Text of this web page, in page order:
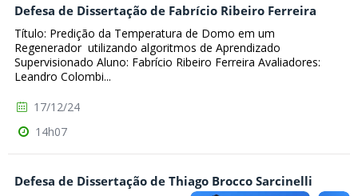
Defesa de Dissertação de Fabrício Ribeiro Ferreira
Título: Predição da Temperatura de Domo em um
Regenerador utilizando algoritmos de Aprendizado
Supervisionado Aluno: Fabrício Ribeiro Ferreira Avaliadores:
Leandro Colombi...
17/12/24
14h07
Defesa de Dissertação de Thiago Brocco Sarcinelli